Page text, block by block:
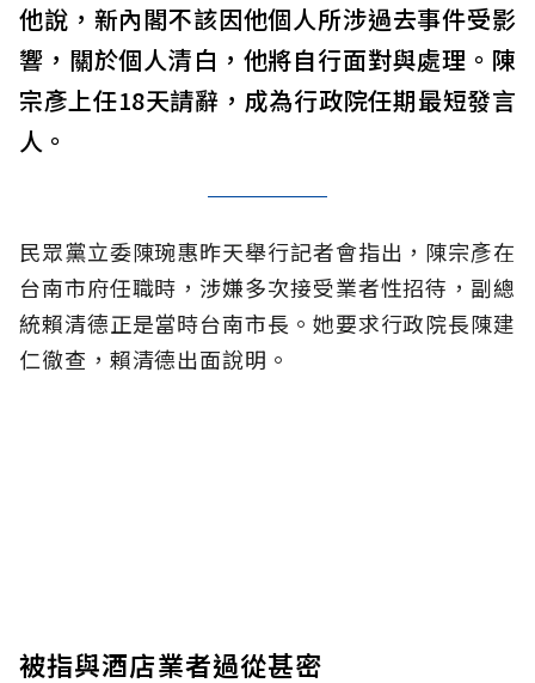
他說，新內閣不該因他個人所涉過去事件受影
響，關於個人清白，他將自行面對與處理。陳
宗彥上任18天請辭，成為行政院任期最短發言
人。
民眾黨立委陳琬惠昨天舉行記者會指出，陳宗彥在
台南市府任職時，涉嫌多次接受業者性招待，副總
統賴清德正是當時台南市長。她要求行政院長陳建
仁徹查，賴清德出面說明。
被指與酒店業者過從甚密